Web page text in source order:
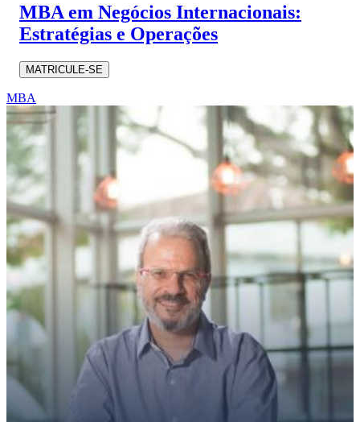
MBA em Negócios Internacionais:
Estratégias e Operações
MATRICULE-SE
MBA